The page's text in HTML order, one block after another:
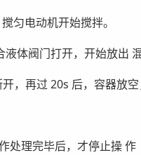
匀电动机开始搅拌。
体阀门打开，开始放出 混
，再过 20s 后，容器放空
理完毕后，才停止操 作